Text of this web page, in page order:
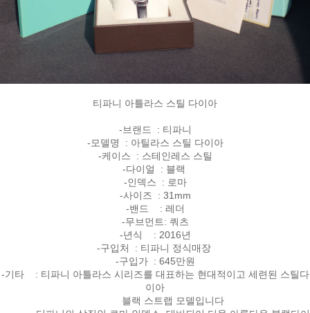
티파니 아틀라스 스틸 다이아
-브랜드 : 티파니
-모델명 : 아틸라스 스틸 다이아
-케이스 : 스테인레스 스틸
-다이얼 : 블랙
-인덱스 : 로마
-사이즈 : 31mm
-밴드 : 레더
-무브먼트: 쿼츠
-년식 : 2016년
-구입처 : 티파니 정식매장
-구입가 : 645만원
-기타 : 티파니 아틀라스 시리즈를 대표하는 현대적이고 세련된 스틸다
이아
블랙 스트랩 모델입니다